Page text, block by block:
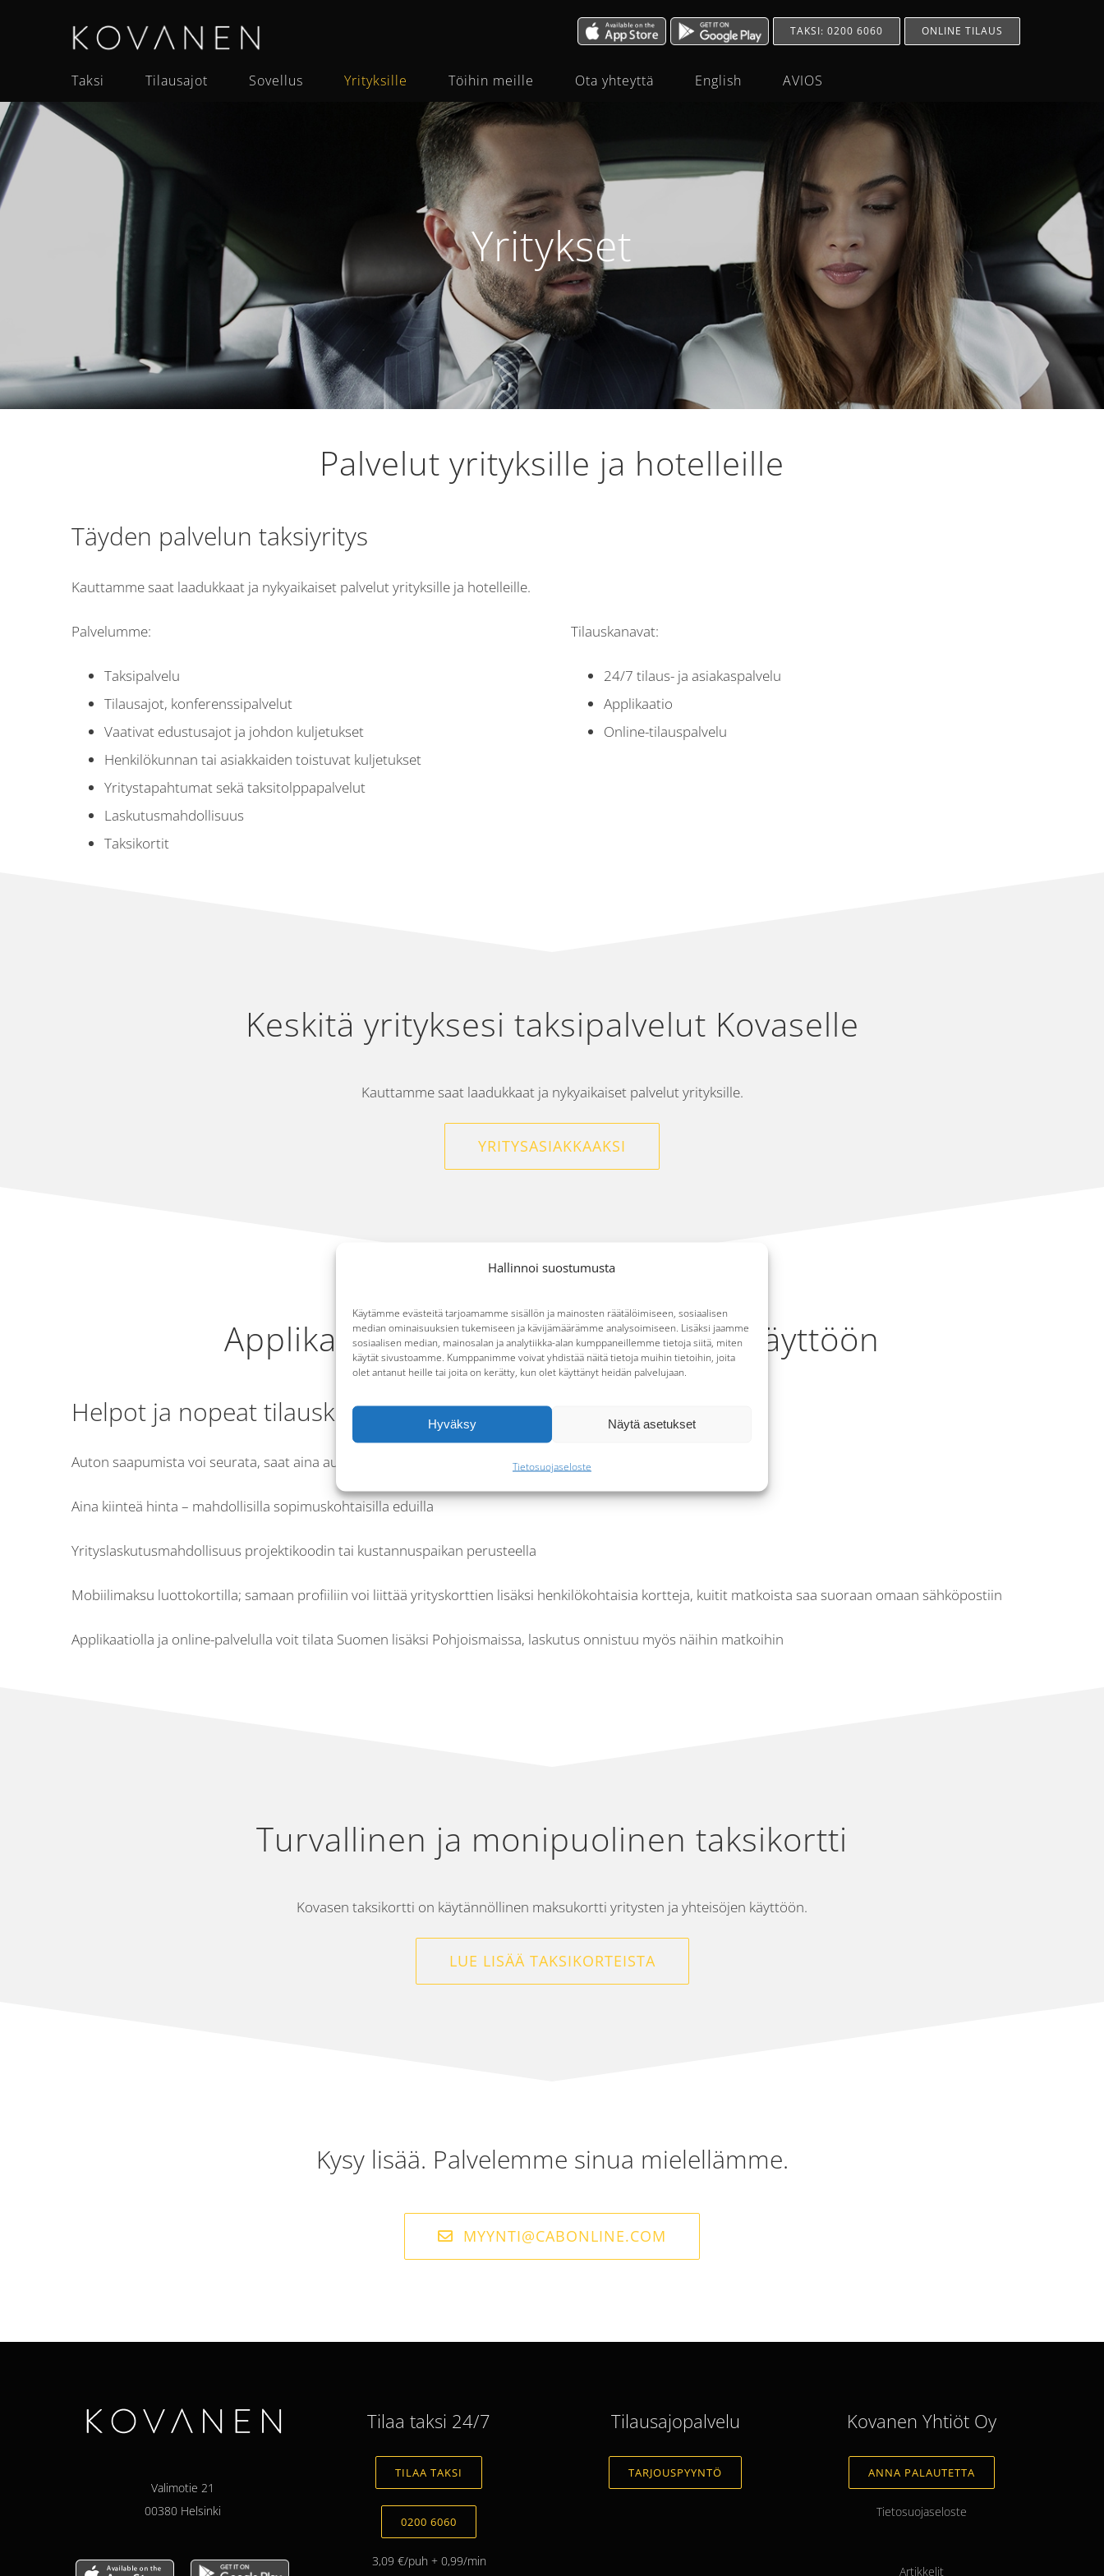
Hallinnoi suostumusta
Käytämme evästeitä tarjoamamme sisällön ja mainosten räätälöimiseen, sosiaalisen
median ominaisuuksien tukemiseen ja kävijämäärämme analysoimiseen. Lisäksi jaamme
sosiaalisen median, mainosalan ja analytiikka-alan kumppaneillemme tietoja siitä, miten
käytät sivustoamme. Kumppanimme voivat yhdistää näitä tietoja muihin tietoihin, joita
olet antanut heille tai joita on kerätty, kun olet käyttänyt heidän palvelujaan.
Hyväksy Näytä asetukset
Tietosuojaseloste
TAKSI: 0200 6060 ONLINE TILAUS
Taksi Tilausajot Sovellus Yrityksille Töihin meille Ota yhteyttä English AVIOS
Yritykset
Palvelut yrityksille ja hotelleille
Täyden palvelun taksiyritys
Kauttamme saat laadukkaat ja nykyaikaiset palvelut yrityksille ja hotelleille.
Palvelumme:
Taksipalvelu
Tilausajot, konferenssipalvelut
Vaativat edustusajot ja johdon kuljetukset
Henkilökunnan tai asiakkaiden toistuvat kuljetukset
Yritystapahtumat sekä taksitolppapalvelut
Laskutusmahdollisuus
Taksikortit
Tilauskanavat:
24/7 tilaus- ja asiakaspalvelu
Applikaatio
Online-tilauspalvelu
Keskitä yrityksesi taksipalvelut Kovaselle
Kauttamme saat laadukkaat ja nykyaikaiset palvelut yrityksille.
YRITYSASIAKKAAKSI
Applikaatio ja online-palvelu yrityskäyttöön
Helpot ja nopeat tilauskanavat
Auton saapumista voi seurata, saat aina autotiedot
Aina kiinteä hinta – mahdollisilla sopimuskohtaisilla eduilla
Yrityslaskutusmahdollisuus projektikoodin tai kustannuspaikan perusteella
Mobiilimaksu luottokortilla; samaan profiiliin voi liittää yrityskorttien lisäksi henkilökohtaisia kortteja, kuitit matkoista saa suoraan omaan sähköpostiin
Applikaatiolla ja online-palvelulla voit tilata Suomen lisäksi Pohjoismaissa, laskutus onnistuu myös näihin matkoihin
Turvallinen ja monipuolinen taksikortti
Kovasen taksikortti on käytännöllinen maksukortti yritysten ja yhteisöjen käyttöön.
LUE LISÄÄ TAKSIKORTEISTA
Kysy lisää. Palvelemme sinua mielellämme.
MYYNTI@CABONLINE.COM
Valimotie 21
00380 Helsinki
Tilaa taksi 24/7
TILAA TAKSI
0200 6060
3,09 €/puh + 0,99/min
Tilausajopalvelu
TARJOUSPYYNTÖ
Kovanen Yhtiöt Oy
ANNA PALAUTETTA
Tietosuojaseloste
Artikkelit